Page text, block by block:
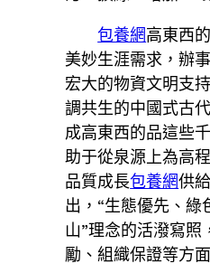
包養網高東西
美妙生涯需求，辦
宏大的物資文明支
調共生的中國式古
成高東西的品這些
助于從泉源上為高
品質成長包養網供
出，“生態優先、綠
山”理念的活潑寫
勵、組織保證等方